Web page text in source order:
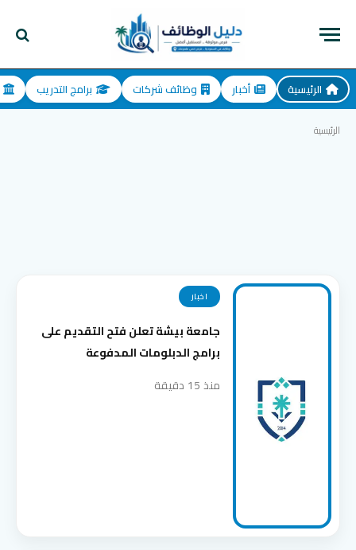
الرئيسية أخبار وظائف شركات برامج التدريب
الرئيسية
اخبار
جامعة بيشة تعلن فتح التقديم على
برامج الدبلومات المدفوعة
منذ 15 دقيقة